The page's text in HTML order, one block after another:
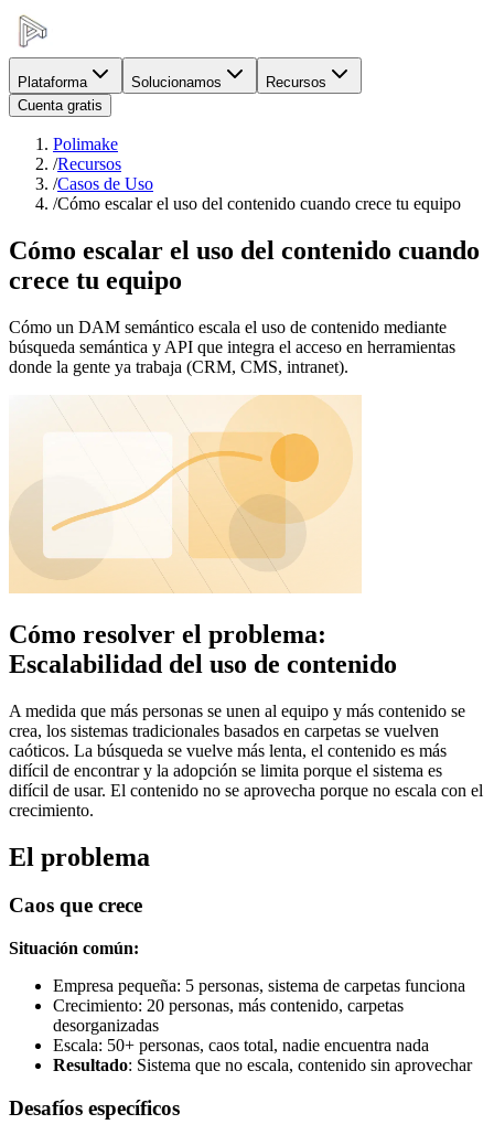
Plataforma Solucionamos
Recursos
Cuenta gratis
Polimake
/Recursos
/Casos de Uso
/Cómo escalar el uso del contenido cuando crece tu equipo
Cómo escalar el uso del contenido cuando
crece tu equipo
Cómo un DAM semántico escala el uso de contenido mediante
búsqueda semántica y API que integra el acceso en herramientas
donde la gente ya trabaja (CRM, CMS, intranet).
Cómo resolver el problema:
Escalabilidad del uso de contenido
A medida que más personas se unen al equipo y más contenido se
crea, los sistemas tradicionales basados en carpetas se vuelven
caóticos. La búsqueda se vuelve más lenta, el contenido es más
difícil de encontrar y la adopción se limita porque el sistema es
difícil de usar. El contenido no se aprovecha porque no escala con el
crecimiento.
El problema
Caos que crece
Situación común:
Empresa pequeña: 5 personas, sistema de carpetas funciona
Crecimiento: 20 personas, más contenido, carpetas
desorganizadas
Escala: 50+ personas, caos total, nadie encuentra nada
Resultado: Sistema que no escala, contenido sin aprovechar
Desafíos específicos